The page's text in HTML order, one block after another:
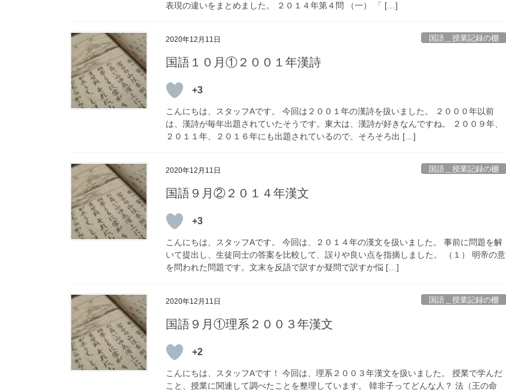
表現の違いをまとめました。 ２０１４年第４問 （一） 「 […]
2020年12月11日 国語＿授業記録の棚
国語１０月①２００１年漢詩
+3
こんにちは、スタッフAです。 今回は２００１年の漢詩を扱いました。 ２０００年以前
は、漢詩が毎年出題されていたそうです。東大は、漢詩が好きなんですね。 ２００９年、
２０１１年、２０１６年にも出題されているので、そろそろ出 […]
2020年12月11日 国語＿授業記録の棚
国語９月②２０１４年漢文
+3
こんにちは、スタッフAです。 今回は、２０１４年の漢文を扱いました。 事前に問題を解
いて提出し、生徒同士の答案を比較して、誤りや良い点を指摘しました。 （１） 明帝の意
を問われた問題です。文末を反語で訳すか疑問で訳すか悩 […]
2020年12月11日 国語＿授業記録の棚
国語９月①理系２００３年漢文
+2
こんにちは、スタッフAです！ 今回は、理系２００３年漢文を扱いました。 授業で学んだ
こと、授業に関連して調べたことを整理しています。 韓非子ってどんな人？ 法（王の命